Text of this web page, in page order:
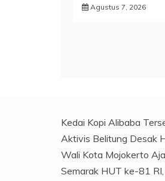
Agustus 7, 2026
Kedai Kopi Alibaba
Aktivis Belitung Desak
Wali Kota Mojokerto
Semarak HUT ke-81